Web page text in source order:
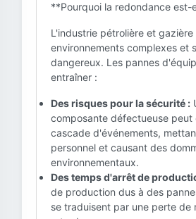
**Pourquoi la redondance est-
L'industrie pétrolière et
environnements complexes et
dangereux. Les pannes
entraîner :
Des risques pour la sécurité :
composante défectueuse peut
cascade d'événements,
personnel et causant des
environnementaux.
Des temps d'arrêt de
de production dus à des
se traduisent par une perte de